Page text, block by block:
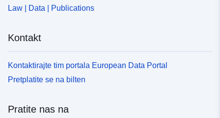
Law | Data | Publications
Kontakt
Kontaktirajte tim portala European Data Portal
Pretplatite se na bilten
Pratite nas na